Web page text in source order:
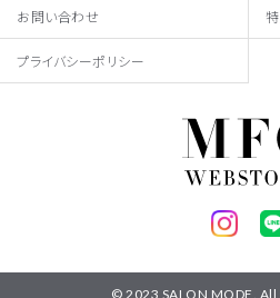
お問い合わせ
プライバシーポリシー
© 2023 SALON MODE.